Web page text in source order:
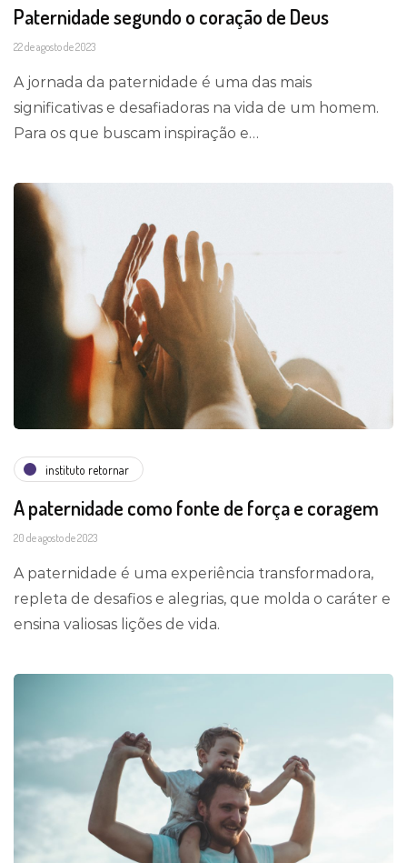
Paternidade segundo o coração de Deus
22 de agosto de 2023
A jornada da paternidade é uma das mais
significativas e desafiadoras na vida de um homem.
Para os que buscam inspiração e…
instituto retornar
A paternidade como fonte de força e coragem
20 de agosto de 2023
A paternidade é uma experiência transformadora,
repleta de desafios e alegrias, que molda o caráter e
ensina valiosas lições de vida.